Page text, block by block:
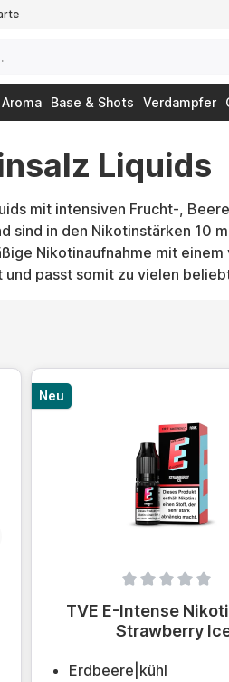
Aroma Base & Shots Verdampfer
Liquids
mit intensiven Frucht-,
in den Nikotinstärken 10
Nikotinaufnahme mit
passt somit zu vielen
5 Sternen
Neu
Durchschnittliche
TVE E-Intense
Strawberry
Erdbeere|kühl